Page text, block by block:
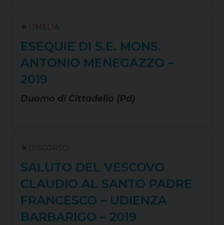
OMELIA
ESEQUIE DI S.E. MONS.
ANTONIO MENEGAZZO –
2019
Duomo di Cittadella (Pd)
DISCORSO
SALUTO DEL VESCOVO
CLAUDIO AL SANTO PADRE
FRANCESCO – UDIENZA
BARBARIGO – 2019